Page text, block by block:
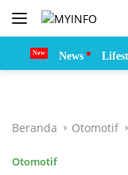
Langsung
Home News
Beranda Otomotif
Otomotif